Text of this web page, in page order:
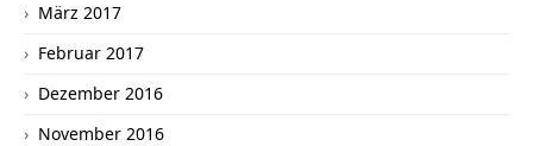
März 2017
Februar 2017
Dezember 2016
November 2016